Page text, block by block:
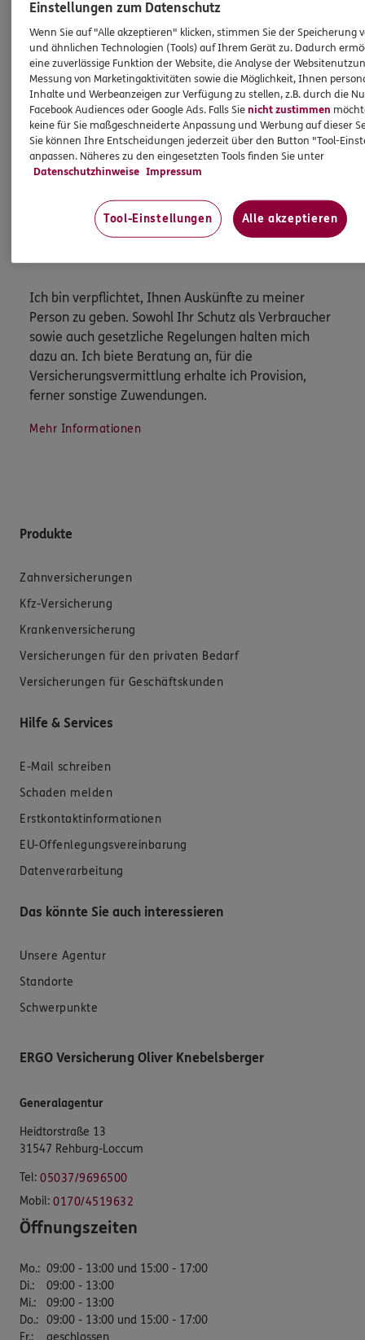
Nehmen Sie einfach Kontakt mit uns auf oder schließen
Sie direkt ab
Angebot anfordern
Beitrag berechnen
Ich bin verpflichtet, Ihnen Auskünfte zu meiner
Person zu geben. Sowohl Ihr Schutz als Verbraucher
sowie auch gesetzliche Regelungen halten mich
dazu an. Ich biete Beratung an, für die
Versicherungsvermittlung erhalte ich Provision,
ferner sonstige Zuwendungen.
Mehr Informationen
Produkte
Zahnversicherungen
Kfz-Versicherung
Krankenversicherung
Versicherungen für den privaten Bedarf
Versicherungen für Geschäftskunden
Hilfe & Services
E-Mail schreiben
Schaden melden
Erstkontaktinformationen
EU-Offenlegungsvereinbarung
Datenverarbeitung
Das könnte Sie auch interessieren
Unsere Agentur
Standorte
Schwerpunkte
ERGO Versicherung Oliver Knebelsberger
Generalagentur
Heidtorstraße 13
31547 Rehburg-Loccum
Tel: 05037/9696500
Mobil: 0170/4519632
Öffnungszeiten
Mo.: 09:00 - 13:00 und 15:00 - 17:00
Di.:
09:00 - 13:00
Mi.:
09:00 - 13:00
Do.: 09:00 - 13:00 und 15:00 - 17:00
Fr.:
geschlossen
Einstellungen zum Datenschutz
Wenn Sie auf "Alle akzeptieren" klicken, stimmen Sie der Speicherung
und ähnlichen Technologien (Tools) auf Ihrem Gerät zu. Dadurch
eine zuverlässige Funktion der Website, die Analyse der
Messung von Marketingaktivitäten sowie die Möglichkeit, Ihnen
Inhalte und Werbeanzeigen zur Verfügung zu stellen, z.B. durch die
Facebook Audiences oder Google Ads. Falls Sienicht zustimmen
keine für Sie maßgeschneiderte Anpassung und Werbung auf dieser
Sie können Ihre Entscheidungen jederzeit über den Button "Tool-
anpassen. Näheres zu den eingesetzten Tools finden Sie unter
Datenschutzhinweise Impressum
Tool-Einstellungen Alle akzeptieren